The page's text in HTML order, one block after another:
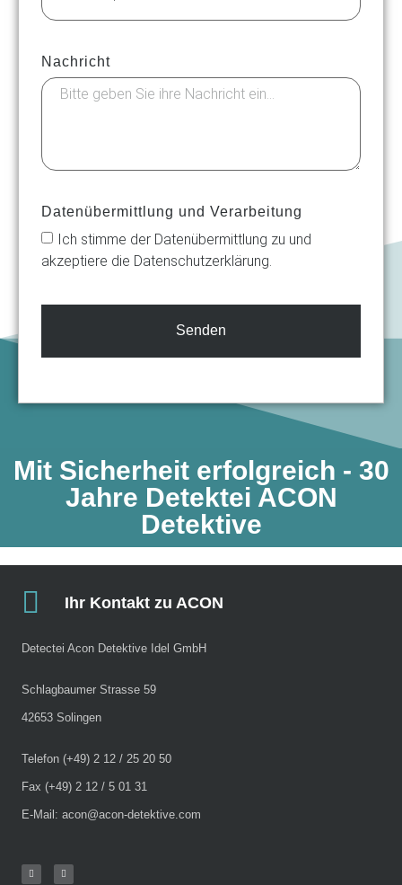
Nachricht
Datenübermittlung und Verarbeitung
Ich stimme der Datenübermittlung zu und
akzeptiere die Datenschutzerklärung.
Senden
Mit Sicherheit erfolgreich - 30
Jahre Detektei ACON
Detektive​
Ihr Kontakt zu ACON
Detectei Acon Detektive Idel GmbH
Schlagbaumer Strasse 59
42653 Solingen
Telefon (+49) 2 12 / 25 20 50
Fax (+49) 2 12 / 5 01 31
E-Mail: acon@acon-detektive.com